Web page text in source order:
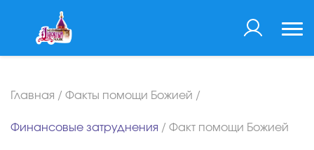
Главная / Факты помощи Божией /
Финансовые затруднения / Факт помощи Божией